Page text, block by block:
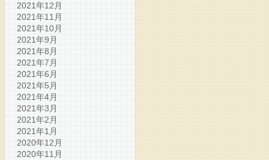
2021年12月
2021年11月
2021年10月
2021年9月
2021年8月
2021年7月
2021年6月
2021年5月
2021年4月
2021年3月
2021年2月
2021年1月
2020年12月
2020年11月